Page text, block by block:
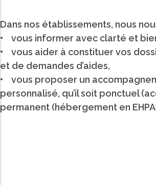
Dans nos établissements, nous
• vous informer avec clarté et
• vous aider à constituer vos
et de demandes d’aides,
• vous proposer un
personnalisé, qu’il soit ponctuel
permanent (hébergement en